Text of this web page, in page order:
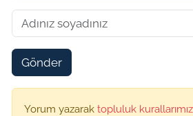
Gönder
Yorum yazarak topluluk